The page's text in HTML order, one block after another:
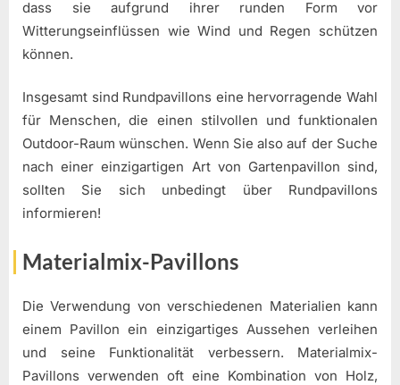
dass sie aufgrund ihrer runden Form vor
Witterungseinflüssen wie Wind und Regen schützen
können.
Insgesamt sind Rundpavillons eine hervorragende Wahl
für Menschen, die einen stilvollen und funktionalen
Outdoor-Raum wünschen. Wenn Sie also auf der Suche
nach einer einzigartigen Art von Gartenpavillon sind,
sollten Sie sich unbedingt über Rundpavillons
informieren!
Materialmix-Pavillons
Die Verwendung von verschiedenen Materialien kann
einem Pavillon ein einzigartiges Aussehen verleihen
und seine Funktionalität verbessern. Materialmix-
Pavillons verwenden oft eine Kombination von Holz,